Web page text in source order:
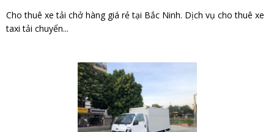
Cho thuê xe tải chở hàng giá rẻ tại Bắc Ninh. Dịch vụ cho thuê xe
taxi tải chuyển...